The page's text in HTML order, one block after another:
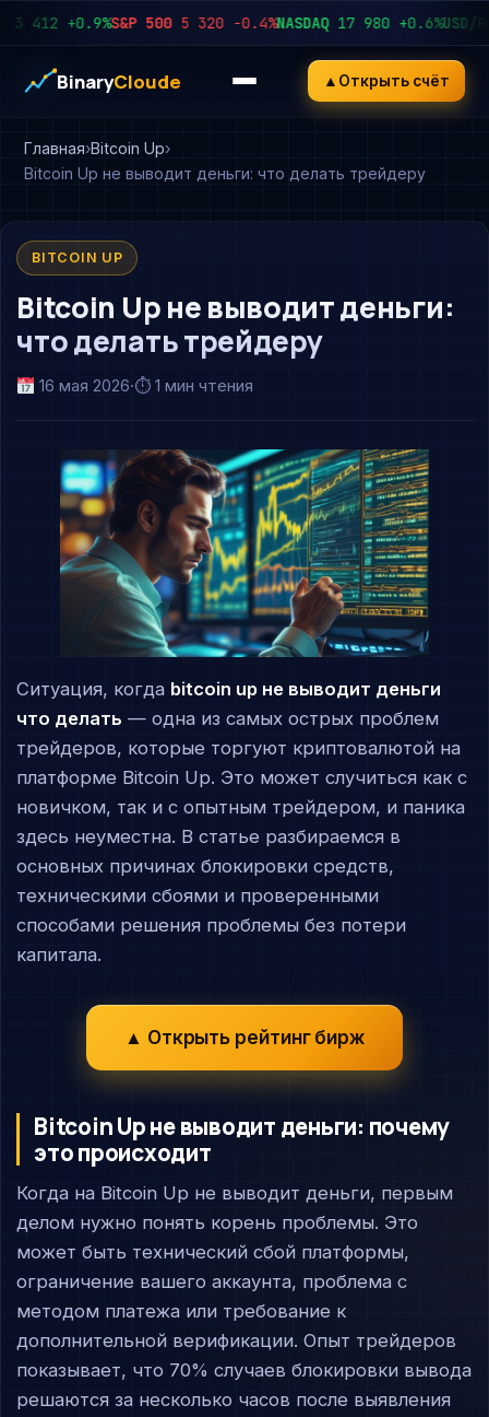
+0.9%S&P 500 5 320 −0.4%NASDAQ 17 980 +0.6%USD/RUB
BinaryCloude ▲ Открыть счёт
Главная Bitcoin Up
Bitcoin Up не выводит деньги: что делать трейдеру
BITCOIN UP
Bitcoin Up не выводит деньги:
что делать трейдеру
16 мая 2026·⏱ 1 мин чтения
Ситуация, когда bitcoin up не выводит деньги
что делать — одна из самых острых проблем
трейдеров, которые торгуют криптовалютой на
платформе Bitcoin Up. Это может случиться как с
новичком, так и с опытным трейдером, и паника
здесь неуместна. В статье разбираемся в
основных причинах блокировки средств,
техническими сбоями и проверенными
способами решения проблемы без потери
капитала.
▲ Открыть рейтинг бирж
Bitcoin Up не выводит деньги: почему
это происходит
Когда на Bitcoin Up не выводит деньги, первым
делом нужно понять корень проблемы. Это
может быть технический сбой платформы,
ограничение вашего аккаунта, проблема с
методом платежа или требование к
дополнительной верификации. Опыт трейдеров
показывает, что 70% случаев блокировки вывода
решаются за несколько часов после выявления